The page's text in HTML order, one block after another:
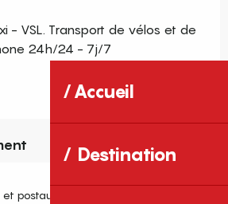
Accueil
Destination
- VSL. Transport de vélos et de
24h/24 - 7j/7
postaux